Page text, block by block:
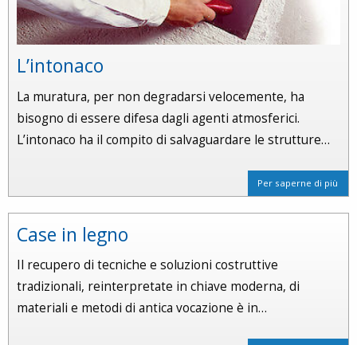
L’intonaco
La muratura, per non degradarsi velocemente, ha
bisogno di essere difesa dagli agenti atmosferici.
L’intonaco ha il compito di salvaguardare le strutture…
Per saperne di più
Case in legno
Il recupero di tecniche e soluzioni costruttive
tradizionali, reinterpretate in chiave moderna, di
materiali e metodi di antica vocazione è in…